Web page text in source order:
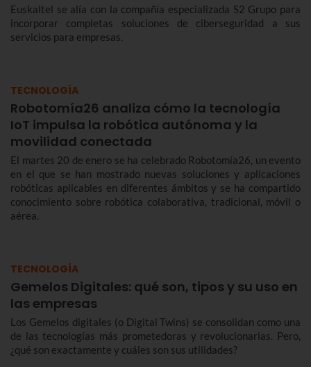
Euskaltel se alía con la compañía especializada S2 Grupo para
incorporar completas soluciones de ciberseguridad a sus
servicios para empresas.
TECNOLOGÍA
Robotomía26 analiza cómo la tecnología
IoT impulsa la robótica autónoma y la
movilidad conectada
El martes 20 de enero se ha celebrado Robotomía26, un evento
en el que se han mostrado nuevas soluciones y aplicaciones
robóticas aplicables en diferentes ámbitos y se ha compartido
conocimiento sobre robótica colaborativa, tradicional, móvil o
aérea.
TECNOLOGÍA
Gemelos Digitales: qué son, tipos y su uso en
las empresas
Los Gemelos digitales (o Digital Twins) se consolidan como una
de las tecnologías más prometedoras y revolucionarias. Pero,
¿qué son exactamente y cuáles son sus utilidades?